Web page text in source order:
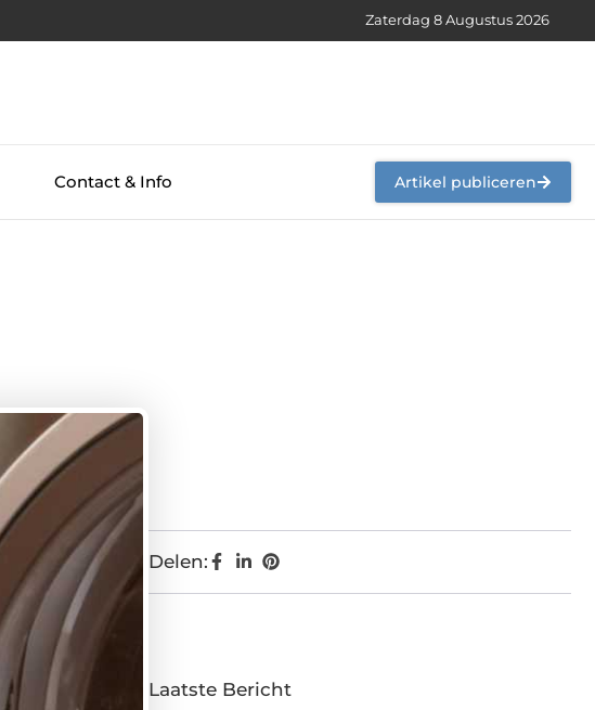
Zaterdag 8 Augustus 2026
Contact & Info Artikel publiceren
Delen:
Laatste Bericht